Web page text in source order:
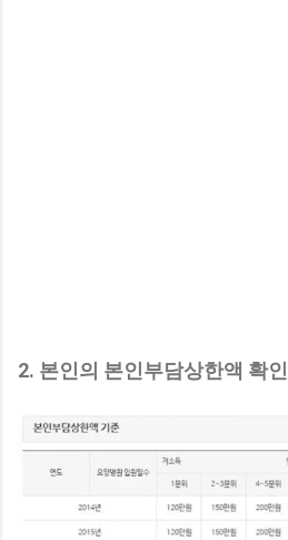
2. 본인의 본인부담상한액 확인